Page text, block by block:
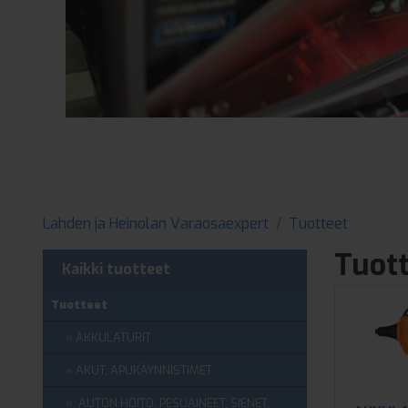
Lahden ja Heinolan Varaosaexpert Tuotteet
Kaikki tuotteet
Tuotteet
AKKULATURIT
AKUT, APUKÄYNNISTIMET
AUTON HOITO, PESUAINEET, SIENET,